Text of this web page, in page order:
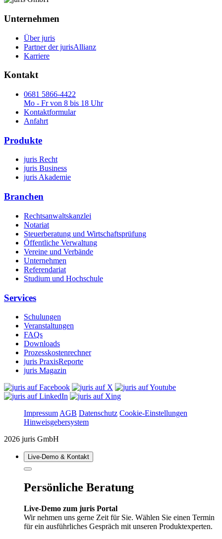
Unternehmen
Über juris
Partner der jurisAllianz
Karriere
Kontakt
0681 5866-4422
Mo - Fr von 8 bis 18 Uhr
Kontaktformular
Anfahrt
Produkte
juris Recht
juris Business
juris Akademie
Branchen
Rechtsanwaltskanzlei
Notariat
Steuerberatung und Wirtschaftsprüfung
Öffentliche Verwaltung
Vereine und Verbände
Unternehmen
Referendariat
Studium und Hochschule
Services
Schulungen
Veranstaltungen
FAQs
Downloads
Prozesskostenrechner
juris PraxisReporte
juris Magazin
Impressum AGB Datenschutz Cookie-Einstellungen
Hinweisgebersystem
2026 juris GmbH
Live‑Demo & Kontakt
Persönliche Beratung
Live-Demo zum juris Portal
Wir nehmen uns gerne Zeit für Sie. Wählen Sie einen Termin
für ein ausführliches Gespräch mit unseren Produktexperten.